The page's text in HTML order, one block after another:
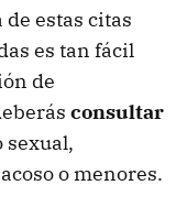
estas citas
es tan fácil
de
consultar
sexual,
o menores.